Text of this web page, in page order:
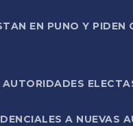
EN PUNO Y
A NUEVAS